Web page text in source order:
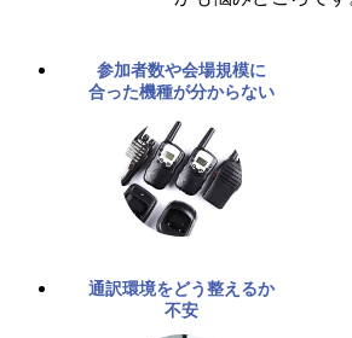
参加者数や会場規模に
合った機種が分からない
通訳環境をどう整えるか
不安